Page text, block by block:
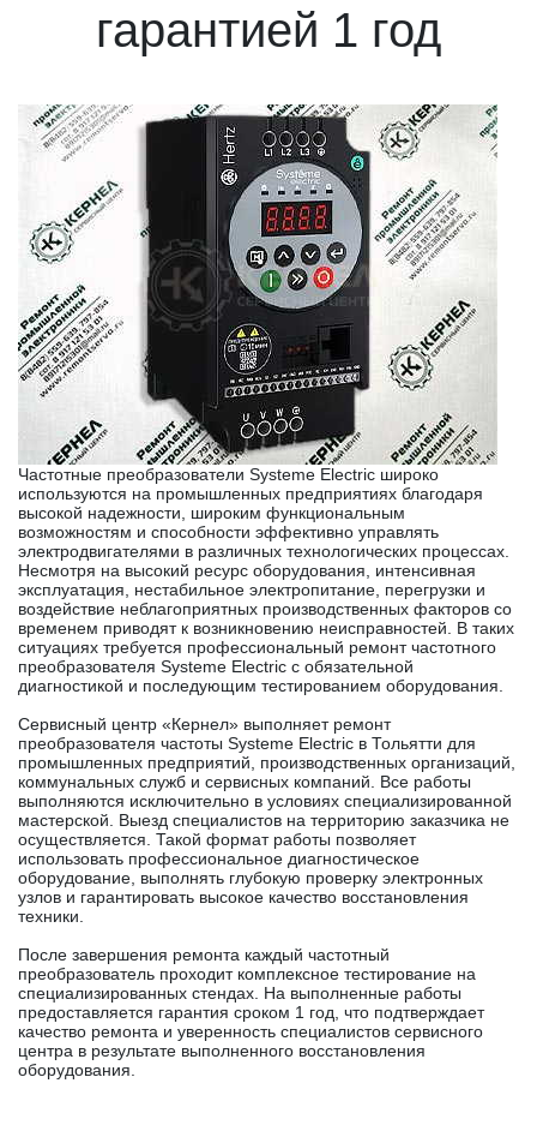
гарантией 1 год
Частотные преобразователи Systeme Electric широко
используются на промышленных предприятиях благодаря
высокой надежности, широким функциональным
возможностям и способности эффективно управлять
электродвигателями в различных технологических процессах.
Несмотря на высокий ресурс оборудования, интенсивная
эксплуатация, нестабильное электропитание, перегрузки и
воздействие неблагоприятных производственных факторов со
временем приводят к возникновению неисправностей. В таких
ситуациях требуется профессиональный ремонт частотного
преобразователя Systeme Electric с обязательной
диагностикой и последующим тестированием оборудования.
Сервисный центр «Кернел» выполняет ремонт
преобразователя частоты Systeme Electric в Тольятти для
промышленных предприятий, производственных организаций,
коммунальных служб и сервисных компаний. Все работы
выполняются исключительно в условиях специализированной
мастерской. Выезд специалистов на территорию заказчика не
осуществляется. Такой формат работы позволяет
использовать профессиональное диагностическое
оборудование, выполнять глубокую проверку электронных
узлов и гарантировать высокое качество восстановления
техники.
После завершения ремонта каждый частотный
преобразователь проходит комплексное тестирование на
специализированных стендах. На выполненные работы
предоставляется гарантия сроком 1 год, что подтверждает
качество ремонта и уверенность специалистов сервисного
центра в результате выполненного восстановления
оборудования.